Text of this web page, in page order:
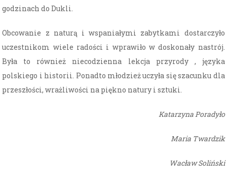
godzinach do Dukli.
Obcowanie z naturą i wspaniałymi zabytkami dostarczyło
uczestnikom wiele radości i wprawiło w doskonały nastrój.
Była to również niecodzienna lekcja przyrody , języka
polskiego i historii. Ponadto młodzież uczyła się szacunku dla
przeszłości, wrażliwości na piękno natury i sztuki.
Katarzyna Poradyło
Maria Twardzik
Wacław Soliński